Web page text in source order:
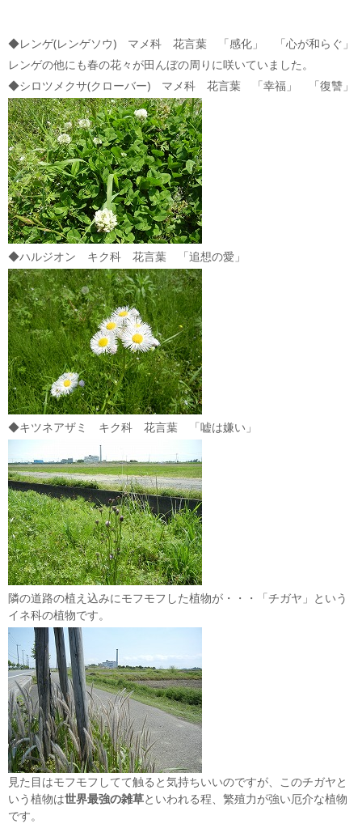
◆レンゲ(レンゲソウ) マメ科 花言葉 「感化」 「心が和らぐ」
レンゲの他にも春の花々が田んぼの周りに咲いていました。
◆シロツメクサ(クローバー) マメ科 花言葉 「幸福」 「復讐」
◆ハルジオン キク科 花言葉 「追想の愛」
◆キツネアザミ キク科 花言葉 「嘘は嫌い」
隣の道路の植え込みにモフモフした植物が・・・「チガヤ」という
イネ科の植物です。
見た目はモフモフしてて触ると気持ちいいのですが、このチガヤと
いう植物は世界最強の雑草といわれる程、繁殖力が強い厄介な植物
です。